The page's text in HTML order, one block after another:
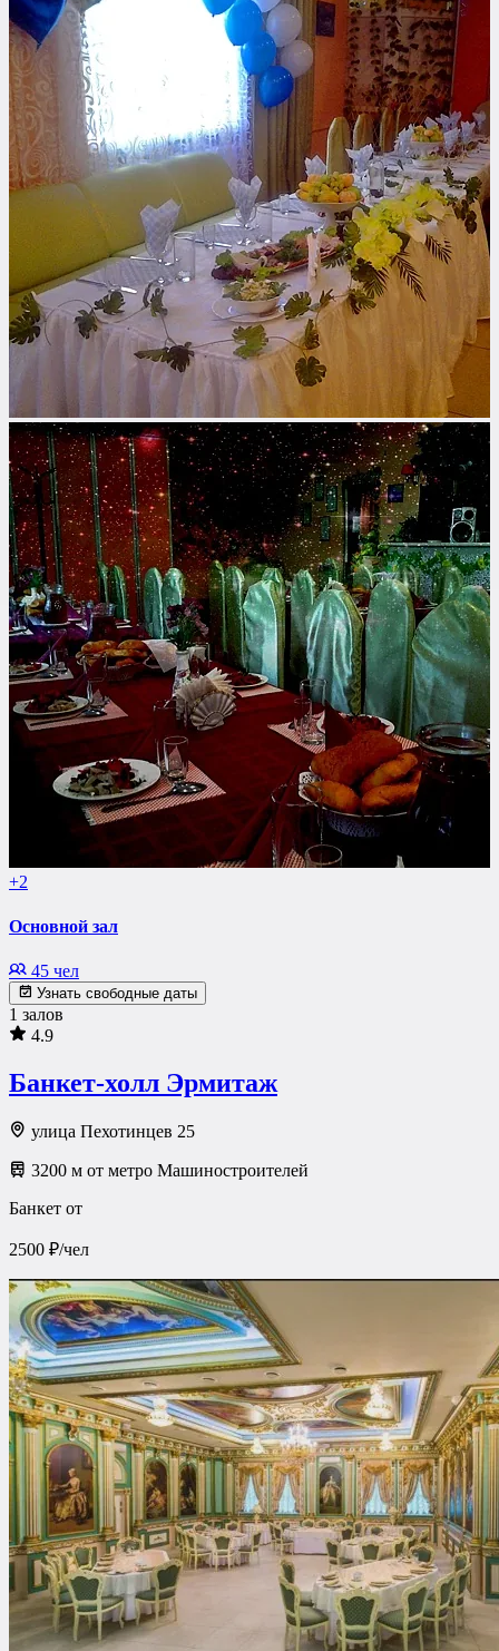
+2
Основной зал
45 чел
Узнать свободные даты
1 залов
4.9
Банкет-холл Эрмитаж
улица Пехотинцев 25
3200 м от метро Машиностроителей
Банкет от
2500 ₽/чел